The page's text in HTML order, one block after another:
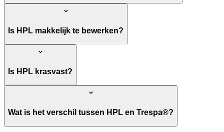
Is HPL makkelijk te bewerken?
Is HPL krasvast?
Wat is het verschil tussen HPL en Trespa®?